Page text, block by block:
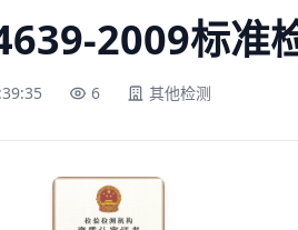
2009标准
6 其他检测